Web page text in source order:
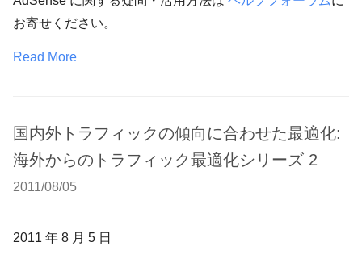
お寄せください。
Read More
国内外トラフィックの傾向に合わせた最適化:
海外からのトラフィック最適化シリーズ 2
2011/08/05
2011 年 8 月 5 日